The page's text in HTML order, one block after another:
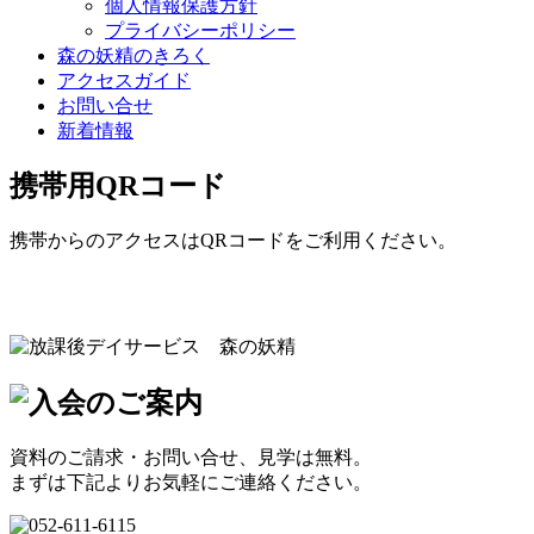
個人情報保護方針
プライバシーポリシー
森の妖精のきろく
アクセスガイド
お問い合せ
新着情報
携帯用QRコード
携帯からのアクセスはQRコードをご利用ください。
資料のご請求・お問い合せ、見学は無料。
まずは下記よりお気軽にご連絡ください。